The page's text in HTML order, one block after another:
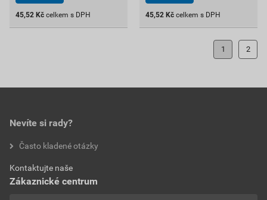
45,52 Kč celkem s DPH 45,52 Kč celkem s DPH
1 2
Nevíte si rady?
Často kladené otázky
Kontaktujte naše
Zákaznické centrum